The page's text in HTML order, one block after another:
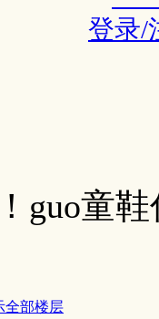
登录/
guo童鞋
全部楼层